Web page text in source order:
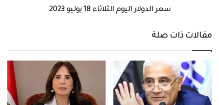
سعر الدولار اليوم الثلاثاء 18 يوليو 2023
مقالات ذات صلة